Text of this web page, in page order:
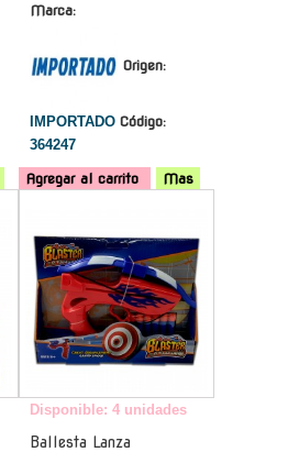
Marca:
Origen:
IMPORTADO Código:
364247
Agregar al carrito
Mas
Disponible: 4 unidades
Ballesta Lanza